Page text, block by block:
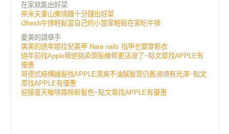
在家就能出好菜
柴米夫妻山東燒雞十分鐘出好菜
i3fresh牛排輕鬆當自己的小當家輕鬆在家吃牛排
愛美的請舉手
美美的過年娜拉兒美甲 Nara nails 指甲也要穿新衣
過年前找Apple叛逆挑染頭髮線條更活潑了~點文章找APPLE有
優惠
哥德式結構護髮找APPLE清爽不油膩髮質仍舊滑順有光澤~點文
章找APPLE有優惠
迎接夏天咖啡霧棕新髮色~點文章找APPLE有優惠